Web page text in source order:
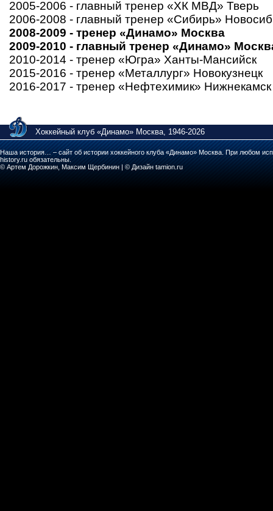
2005-2006 - главный тренер «ХК МВД» Тверь
2006-2008 - главный тренер «Сибирь»
2008-2009 - тренер «Динамо» Москва
2009-2010 - главный тренер «Динамо»
2010-2014 - тренер «Югра» Ханты-Мансийск
2015-2016 - тренер «Металлург» Новокузнецк
2016-2017 - тренер «Нефтехимик» Нижнекамск
Хоккейный клуб «Динамо» Москва, 1946-2026
Наша история… – сайт об истории хоккейного клуба «Динамо» Москва. При любом
history.ru обязательны.
© Артем Дорожкин, Максим Щербинин | © Дизайн tamion.ru